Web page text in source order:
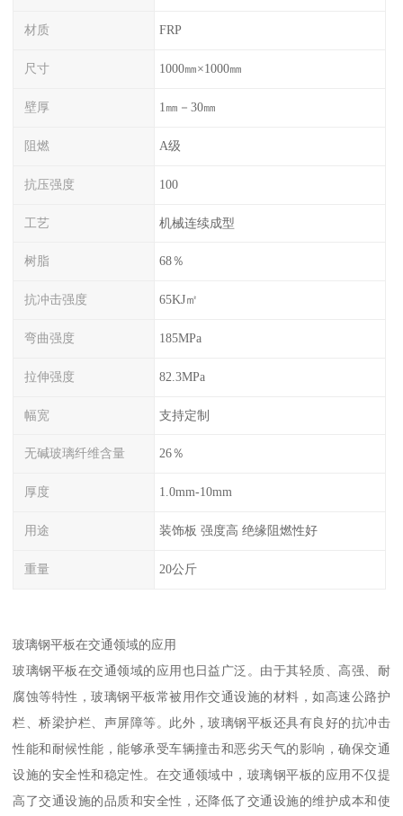
材质 FRP
尺寸 1000㎜×1000㎜
壁厚 1㎜－30㎜
阻燃 A级
抗压强度 100
工艺 机械连续成型
树脂 68％
抗冲击强度 65KJ㎡
弯曲强度 185MPa
拉伸强度 82.3MPa
幅宽 支持定制
无碱玻璃纤维含量 26％
厚度 1.0mm-10mm
用途 装饰板 强度高 绝缘阻燃性好
重量 20公斤
玻璃钢平板在交通领域的应用
玻璃钢平板在交通领域的应用也日益广泛。由于其轻质、高强、耐
腐蚀等特性，玻璃钢平板常被用作交通设施的材料，如高速公路护
栏、桥梁护栏、声屏障等。此外，玻璃钢平板还具有良好的抗冲击
性能和耐候性能，能够承受车辆撞击和恶劣天气的影响，确保交通
设施的安全性和稳定性。在交通领域中，玻璃钢平板的应用不仅提
高了交通设施的品质和安全性，还降低了交通设施的维护成本和使